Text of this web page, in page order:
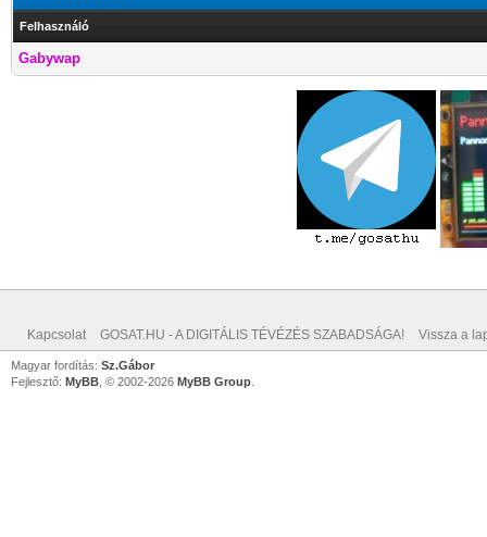
Felhasználó
Gabywap
Kapcsolat GOSAT.HU - A DIGITÁLIS TÉVÉZÉS SZABADSÁGA! Vissza a
Magyar fordítás: Sz.Gábor
Fejlesztő: MyBB , © 2002-2026 MyBB Group